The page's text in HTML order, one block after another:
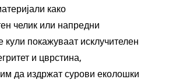
како
челик или напредни
кули покажуваат исклучителен
и цврстина,
да издржат сурови еколошки